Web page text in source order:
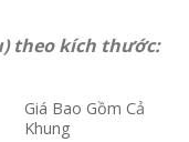
theo kích thước:
Giá Bao Gồm Cả
Khung